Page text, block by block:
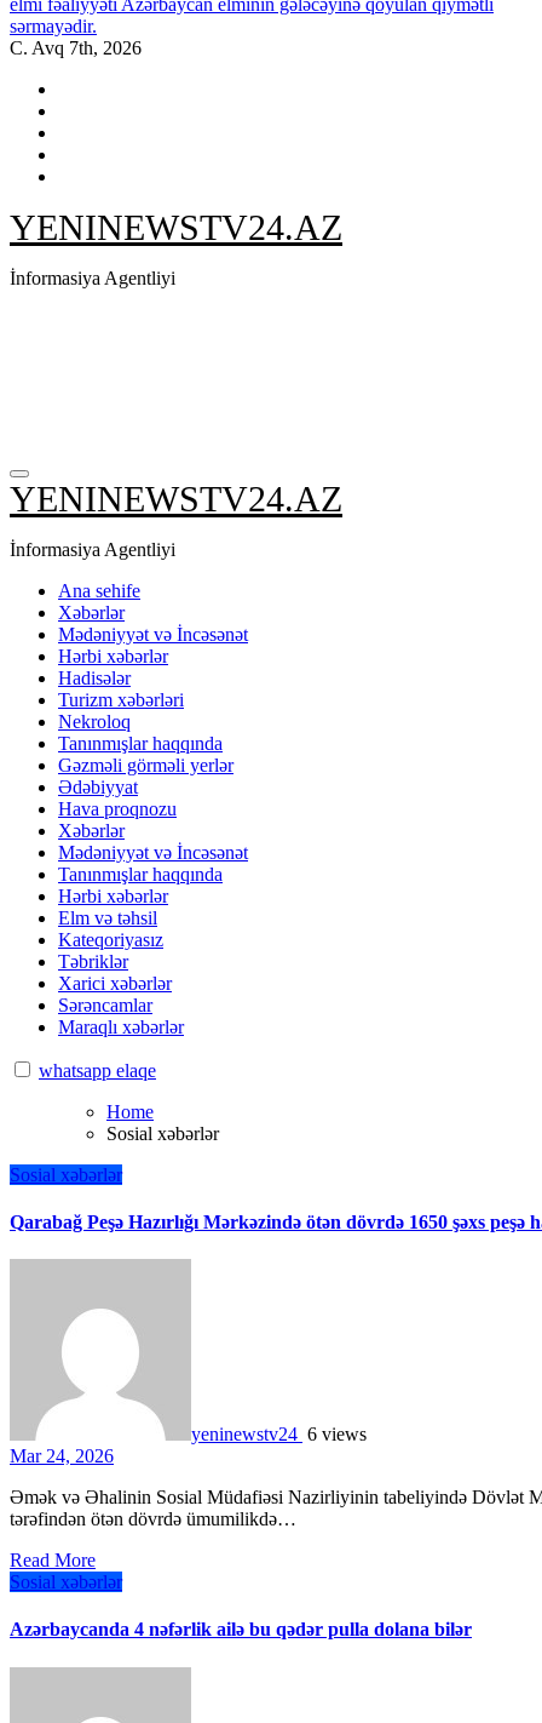
sərmayədir.
C. Avq 7th, 2026
YENINEWSTV24.AZ
İnformasiya Agentliyi
YENINEWSTV24.AZ
İnformasiya Agentliyi
Ana sehife
Xəbərlər
Mədəniyyət və İncəsənət
Hərbi xəbərlər
Hadisələr
Turizm xəbərləri
Nekroloq
Tanınmışlar haqqında
Gəzməli görməli yerlər
Ədəbiyyat
Hava proqnozu
Xəbərlər
Mədəniyyət və İncəsənət
Tanınmışlar haqqında
Hərbi xəbərlər
Elm və təhsil
Kateqoriyasız
Təbriklər
Xarici xəbərlər
Sərəncamlar
Maraqlı xəbərlər
whatsapp elaqe
Home
Sosial xəbərlər
Sosial xəbərlər
Qarabağ Peşə Hazırlığı Mərkəzində ötən dövrdə 1650 şəxs peşə
yeninewstv24 6 views
Mar 24, 2026
Əmək və Əhalinin Sosial Müdafiəsi Nazirliyinin tabeliyində Dövlət Məşğulluq Agentliyinin Qarabağ Peşə Hazırlığı Mərkəzi
tərəfindən ötən dövrdə ümumilikdə…
Read More
Sosial xəbərlər
Azərbaycanda 4 nəfərlik ailə bu qədər pulla dolana bilər